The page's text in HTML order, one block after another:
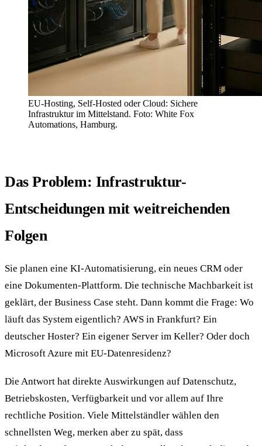
EU-Hosting, Self-Hosted oder Cloud: Sichere
Infrastruktur im Mittelstand. Foto: White Fox
Automations, Hamburg.
Das Problem: Infrastruktur-
Entscheidungen mit weitreichenden
Folgen
Sie planen eine KI-Automatisierung, ein neues CRM oder
eine Dokumenten-Plattform. Die technische Machbarkeit ist
geklärt, der Business Case steht. Dann kommt die Frage: Wo
läuft das System eigentlich? AWS in Frankfurt? Ein
deutscher Hoster? Ein eigener Server im Keller? Oder doch
Microsoft Azure mit EU-Datenresidenz?
Die Antwort hat direkte Auswirkungen auf Datenschutz,
Betriebskosten, Verfügbarkeit und vor allem auf Ihre
rechtliche Position. Viele Mittelständler wählen den
schnellsten Weg, merken aber zu spät, dass